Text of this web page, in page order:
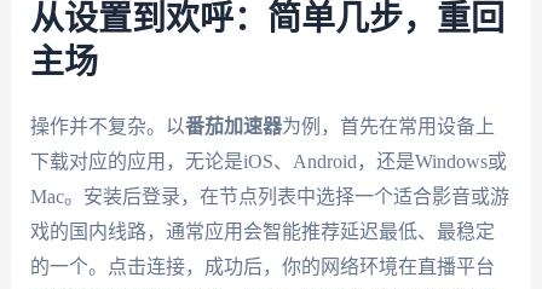
从设置到欢呼：简单几步，重回
主场
操作并不复杂。以番茄加速器为例，首先在常用设备上
下载对应的应用，无论是iOS、Android，还是Windows或
Mac。安装后登录，在节点列表中选择一个适合影音或游
戏的国内线路，通常应用会智能推荐延迟最低、最稳定
的一个。点击连接，成功后，你的网络环境在直播平台